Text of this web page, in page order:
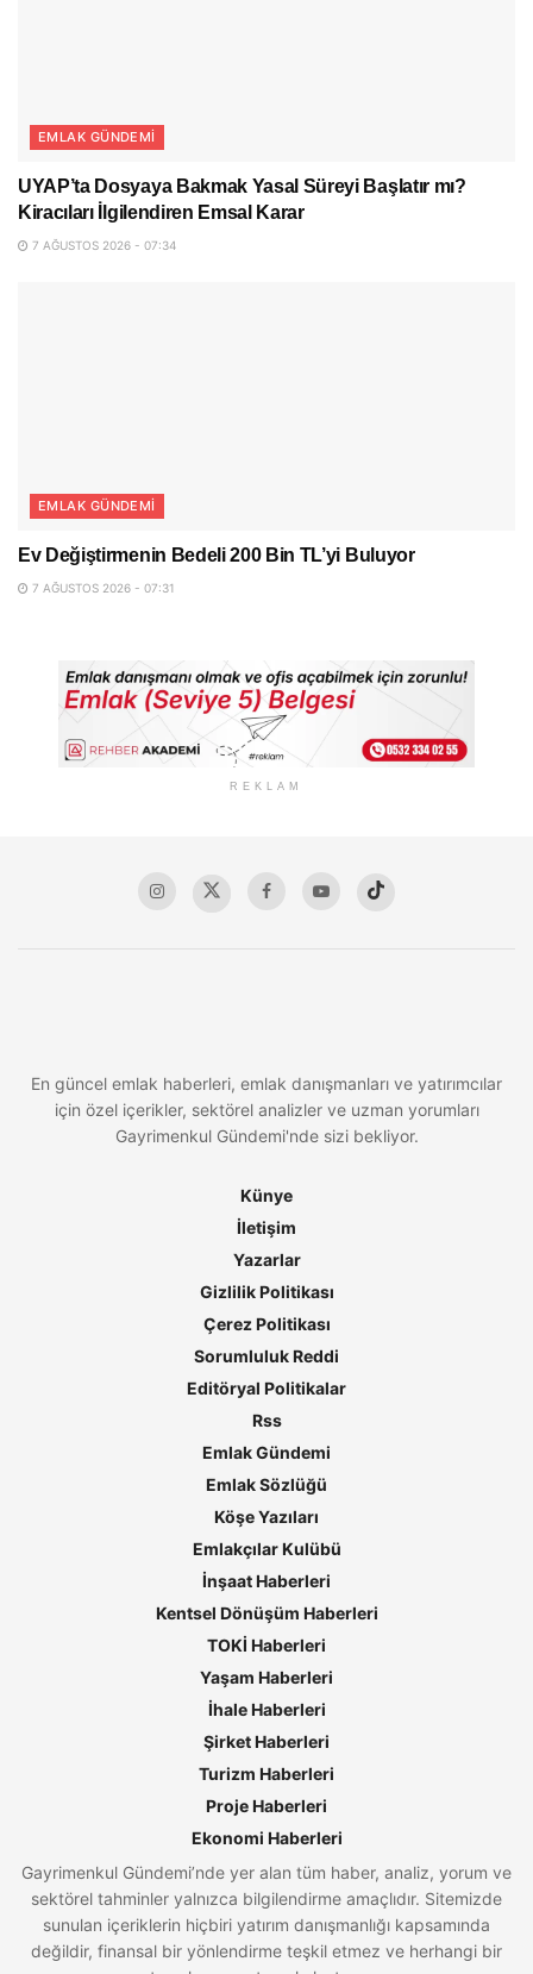
EMLAK GÜNDEMI
UYAP’ta Dosyaya Bakmak Yasal Süreyi Başlatır mı?
Kiracıları İlgilendiren Emsal Karar
7 AĞUSTOS 2026 - 07:34
EMLAK GÜNDEMI
Ev Değiştirmenin Bedeli 200 Bin TL’yi Buluyor
7 AĞUSTOS 2026 - 07:31
REKLAM
En güncel emlak haberleri, emlak danışmanları ve yatırımcılar
için özel içerikler, sektörel analizler ve uzman yorumları
Gayrimenkul Gündemi'nde sizi bekliyor.
Künye
İletişim
Yazarlar
Gizlilik Politikası
Çerez Politikası
Sorumluluk Reddi
Editöryal Politikalar
Rss
Emlak Gündemi
Emlak Sözlüğü
Köşe Yazıları
Emlakçılar Kulübü
İnşaat Haberleri
Kentsel Dönüşüm Haberleri
TOKİ Haberleri
Yaşam Haberleri
İhale Haberleri
Şirket Haberleri
Turizm Haberleri
Proje Haberleri
Ekonomi Haberleri
Gayrimenkul Gündemi’nde yer alan tüm haber, analiz, yorum ve
sektörel tahminler yalnızca bilgilendirme amaçlıdır. Sitemizde
sunulan içeriklerin hiçbiri yatırım danışmanlığı kapsamında
değildir, finansal bir yönlendirme teşkil etmez ve herhangi bir